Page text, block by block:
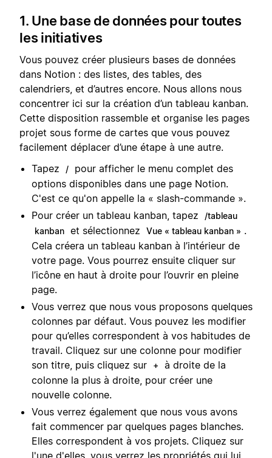
1. Une base de données pour toutes
les initiatives
Vous pouvez créer plusieurs bases de données
dans Notion : des listes, des tables, des
calendriers, et d’autres encore. Nous allons nous
concentrer ici sur la création d’un tableau kanban.
Cette disposition rassemble et organise les pages
projet sous forme de cartes que vous pouvez
facilement déplacer d’une étape à une autre.
Tapez
/
pour afficher le menu complet des
options disponibles dans une page Notion.
C'est ce qu'on appelle la « slash-commande ».
Pour créer un tableau kanban, tapez
/tableau
kanban et sélectionnez Vue « tableau kanban » .
Cela créera un tableau kanban à l’intérieur de
votre page. Vous pourrez ensuite cliquer sur
l’icône en haut à droite pour l’ouvrir en pleine
page.
Vous verrez que nous vous proposons quelques
colonnes par défaut. Vous pouvez les modifier
pour qu’elles correspondent à vos habitudes de
travail. Cliquez sur une colonne pour modifier
son titre, puis cliquez sur
+
à droite de la
colonne la plus à droite, pour créer une
nouvelle colonne.
Vous verrez également que nous vous avons
fait commencer par quelques pages blanches.
Elles correspondent à vos projets. Cliquez sur
l'une d'elles, vous verrez les propriétés qui lui